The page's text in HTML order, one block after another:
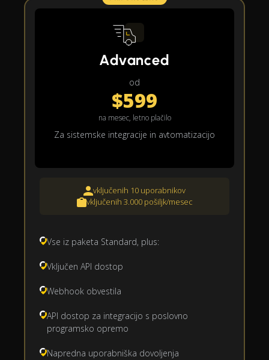
Advanced
od
$599
na mesec, letno plačilo
Za sistemske integracije in avtomatizacijo
vključenih 10 uporabnikov
vključenih 3.000 pošiljk/mesec
Vse iz paketa Standard, plus:
Vključen API dostop
Webhook obvestila
API dostop za integracijo s poslovno
programsko opremo
Napredna uporabniška dovoljenja